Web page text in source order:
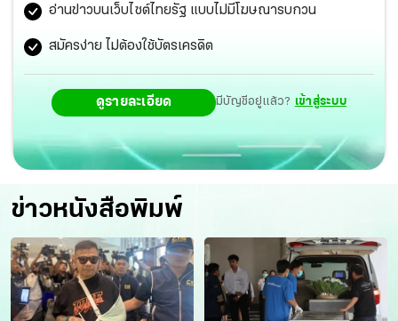
อ่านข่าวบนเว็บไซต์ไทยรัฐ แบบไม่มีโฆษณารบกวน
สมัครง่าย ไม่ต้องใช้บัตรเครดิต
ดูรายละเอียด มีบัญชีอยู่แล้ว? เข้าสู่ระบบ
ข่าวหนังสือพิมพ์